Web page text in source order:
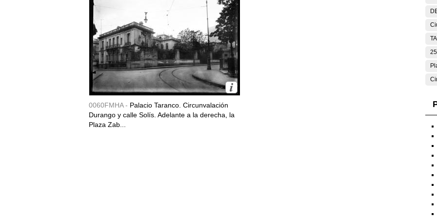
0060FMHA - Palacio Taranco. Circunvalación
Durango y calle Solís. Adelante a la derecha, la
Plaza Zab...